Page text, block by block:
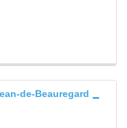
de-Beauregard